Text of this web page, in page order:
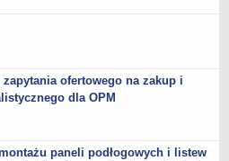
ofertowego na zakup i
dla OPM
paneli podłogowych i listew